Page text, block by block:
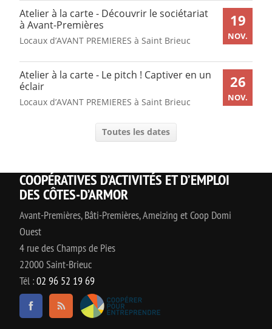
19
NOV.
Atelier à la carte - Découvrir le sociétariat
à Avant-Premières
Locaux d’AVANT PREMIERES à Saint Brieuc
26
NOV.
Atelier à la carte - Le pitch ! Captiver en un
éclair
Locaux d’AVANT PREMIERES à Saint Brieuc
Toutes les dates
COOPÉRATIVES D’ACTIVITÉS ET D’EMPLOI
DES CÔTES-D’ARMOR
Avant-Premières, Bâti-Premières, Ameizing et Coop Domi
Ouest
4 rue des Champs de Pies
22000 Saint-Brieuc
Tél :02 96 52 19 69